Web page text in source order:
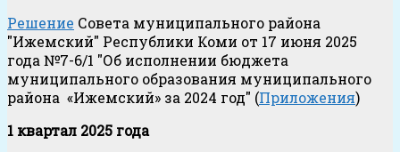
Решение Совета муниципального района
"Ижемский" Республики Коми от 17 июня 2025
года №7-6/1 "Об исполнении бюджета
муниципального образования муниципального
района «Ижемский» за 2024 год" (Приложения)
1 квартал 2025 года